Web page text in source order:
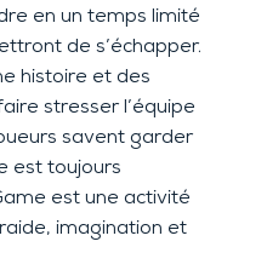
en un temps limité
de s’échapper.
histoire et des
stresser l’équipe
savent garder
est toujours
est une activité
imagination et